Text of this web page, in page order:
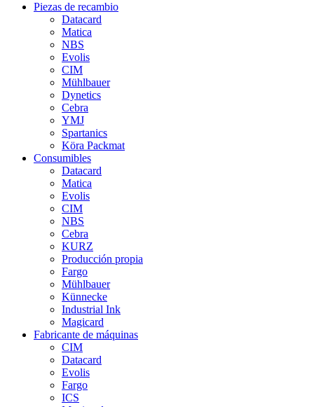
Piezas de recambio
Datacard
Matica
NBS
Evolis
CIM
Mühlbauer
Dynetics
Cebra
YMJ
Spartanics
Köra Packmat
Consumibles
Datacard
Matica
Evolis
CIM
NBS
Cebra
KURZ
Producción propia
Fargo
Mühlbauer
Künnecke
Industrial Ink
Magicard
Fabricante de máquinas
CIM
Datacard
Evolis
Fargo
ICS